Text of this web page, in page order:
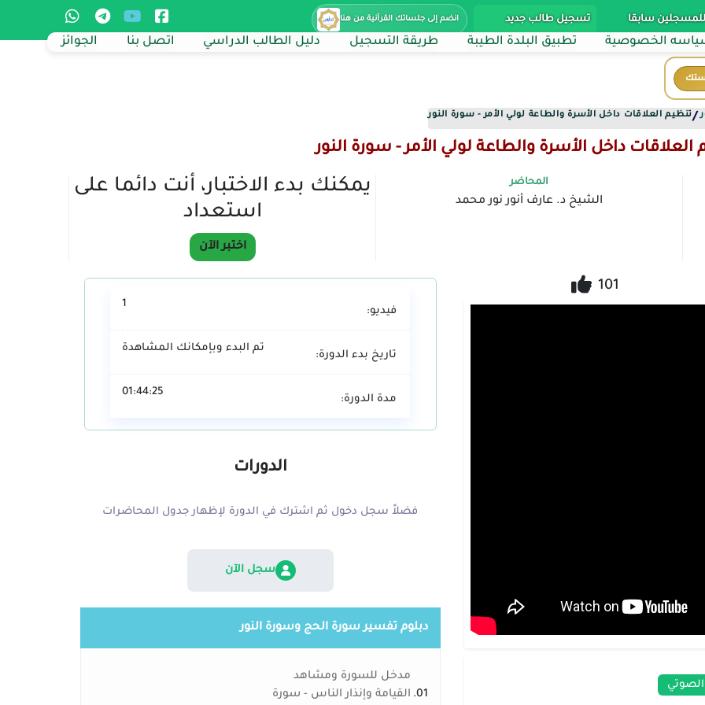
سابقا تسجيل طالب جديد انضم إلى جلساتك القرآنية من هنا
الخصوصية تطبيق البلدة الطيبة طريقة التسجيل دليل الطالب الدراسي اتصل بنا الجوائز
/تنظيم العلاقات داخل الأسرة والطاعة لولي الأمر - سورة النور
العلاقات داخل الأسرة والطاعة لولي الأمر - سورة النور
المحاضر
الشيخ د. عارف أنور نور محمد
يمكنك بدء الاختبار، أنت دائما على
استعداد
اختبر الآن
101
فيديو:
1
تاريخ بدء الدورة:
تم البدء وبإمكانك المشاهدة
مدة الدورة:
01:44:25
الدورات
فضلاً سجل دخول ثم اشترك في الدورة لإظهار جدول المحاضرات
سجل الآن
دبلوم تفسير سورة الحج وسورة النور
01.
مدخل للسورة ومشاهد
القيامة وإنذار الناس - سورة